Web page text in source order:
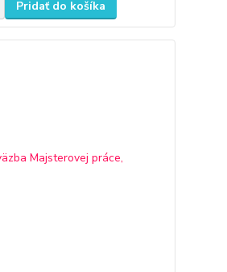
Pridať do košíka